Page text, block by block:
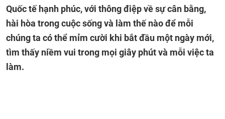
Quốc tế hạnh phúc, với thông điệp về sự cân bằng,
hài hòa trong cuộc sống và làm thế nào để mỗi
chúng ta có thể mỉm cười khi bắt đầu một ngày mới,
tìm thấy niềm vui trong mọi giây phút và mỗi việc ta
làm.